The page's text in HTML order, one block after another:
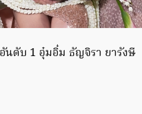
นดับ 1 อุ๋มอิ๋ม ธัญจิรา ยารังษี